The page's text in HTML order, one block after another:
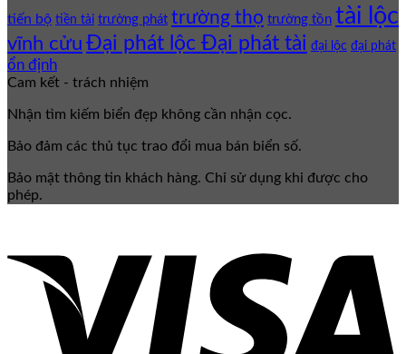
tiến bộ tiền tài trường phát trường thọ trường tồn tài lộc
vĩnh cửu Đại phát lộc Đại phát tài đại lộc đại phát
ổn định
Cam kết - trách nhiệm
Nhận tìm kiếm biển đẹp không cần nhận cọc.
Bảo đảm các thủ tục trao đổi mua bán biển số.
Bảo mật thông tin khách hàng. Chỉ sử dụng khi được cho
phép.